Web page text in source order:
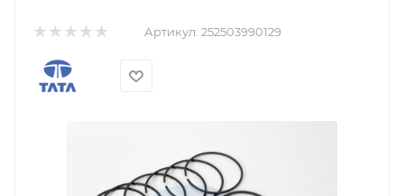
Артикул: 252503990129